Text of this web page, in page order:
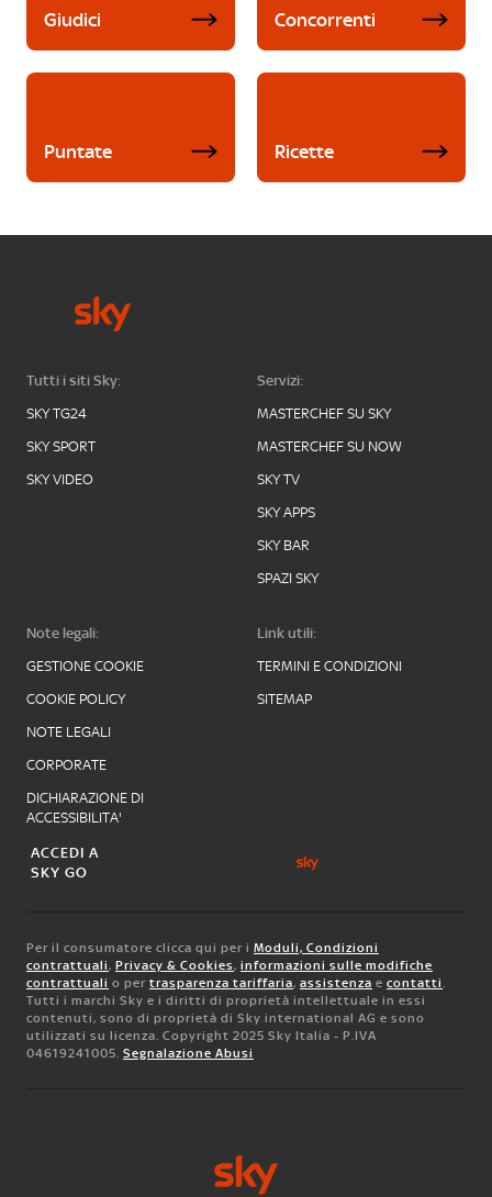
Giudici Concorrenti
Puntate Ricette
Tutti i siti Sky:
SKY TG24
SKY SPORT
SKY VIDEO
Servizi:
MASTERCHEF SU SKY
MASTERCHEF SU NOW
SKY TV
SKY APPS
SKY BAR
SPAZI SKY
Note legali:
GESTIONE COOKIE
COOKIE POLICY
NOTE LEGALI
CORPORATE
DICHIARAZIONE DI
ACCESSIBILITA'
Link utili:
TERMINI E CONDIZIONI
SITEMAP
ACCEDI A
SKY GO
Per il consumatore clicca qui per i Moduli, Condizioni
contrattuali, Privacy & Cookies, informazioni sulle modifiche
contrattuali o per trasparenza tariffaria, assistenza e contatti.
Tutti i marchi Sky e i diritti di proprietà intellettuale in essi
contenuti, sono di proprietà di Sky international AG e sono
utilizzati su licenza. Copyright 2025 Sky Italia - P.IVA
04619241005. Segnalazione Abusi